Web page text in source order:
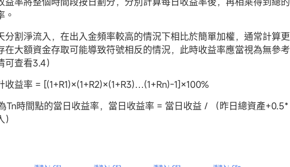
。
分割淨流入，在出入金頻率較高的情況下相比於簡單加權，通常計算更
在大額資金存取可能導致符號相反的情況，此時收益率應當視為無參考
查看3.4）
收益率 = [(1+R1)×(1+R2)×(1+R3)…(1+Rn)-1]×100%
Tn時間點的當日收益率，當日收益率 = 當日收益 / （昨日總資產+0.5*